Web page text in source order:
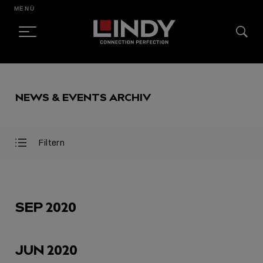
CONTENT
MENÜ
NEWS & EVENTS ARCHIV
Filter
Filter
Filtern
AUSGEWÄHLT
SEP 2020
JUN 2020